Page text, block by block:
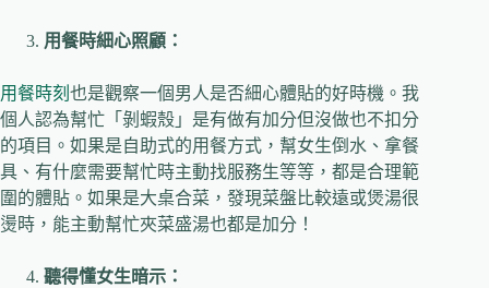
用餐時細心照顧：
用餐時刻 也是觀察一個男人是否細心體貼的好時機。我
個人認為幫忙「剝蝦殼」是有做有加分但沒做也不扣分
的項目。如果是自助式的用餐方式，幫女生倒水、拿餐
具、有什麼需要幫忙時主動找服務生等等，都是合理範
圍的體貼。如果是大桌合菜，發現菜盤比較遠或煲湯很
燙時，能主動幫忙夾菜盛湯也都是加分！
聽得懂女生暗示：